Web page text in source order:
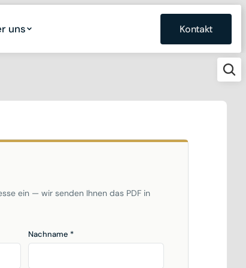
uns Kontakt
uns Kontakt
ein — wir senden Ihnen das PDF in
Nachname *